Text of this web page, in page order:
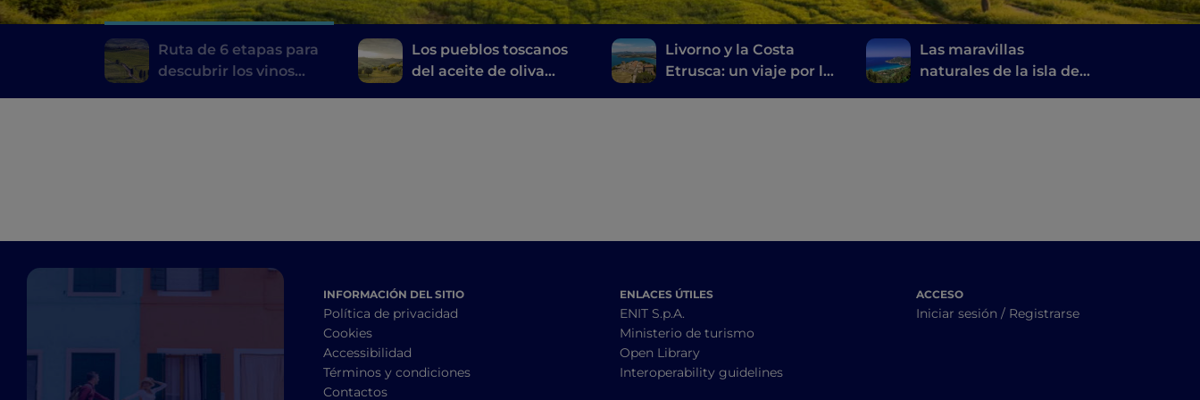
Ruta de 6 etapas para
descubrir los vinos
Los pueblos toscanos
del aceite de oliva
Livorno y la Costa
Etrusca: un viaje por la
Las maravillas
naturales de la isla de
INFORMACIÓN DEL SITIO
Política de privacidad
Cookies
Accessibilidad
Términos y condiciones
Contactos
ENLACES ÚTILES
ENIT S.p.A.
Ministerio de turismo
Open Library
Interoperability guidelines
ACCESO
Iniciar sesión / Registrarse